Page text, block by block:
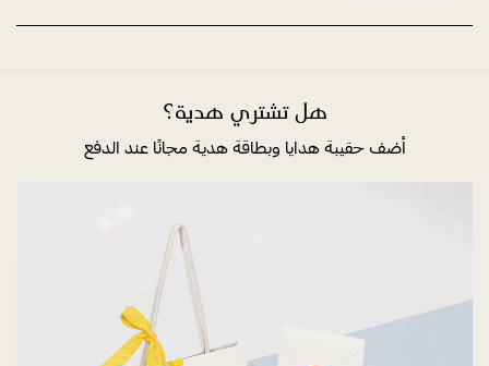
هل تشتري هدية؟
أضف حقيبة هدايا وبطاقة هدية مجانًا عند الدفع